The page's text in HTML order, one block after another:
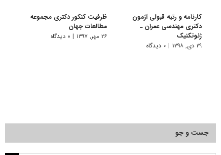
کارنامه و رتبه قبولی آزمون
دکتری ﻣﻬﻨﺪسی ﻋﻤﺮان ـ
ژئوتکنیک
۲۹ دی, ۱۳۹۸ | ۰ دیدگاه
ظرفیت کنکور دکتری ﻣﺠﻤﻮﻋﻪ
مطالعات جهان
۲۶ مهر, ۱۳۹۷ | ۰ دیدگاه
جست و جو